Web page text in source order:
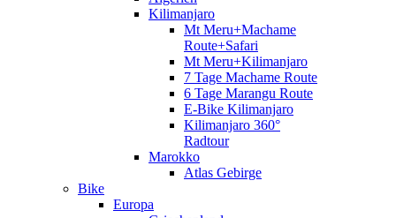
Kilimanjaro
Mt Meru+Machame
Route+Safari
Mt Meru+Kilimanjaro
7 Tage Machame Route
6 Tage Marangu Route
E-Bike Kilimanjaro
Kilimanjaro 360°
Radtour
Marokko
Atlas Gebirge
Bike
Europa